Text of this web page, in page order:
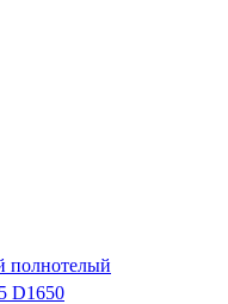
полнотелый
D1650